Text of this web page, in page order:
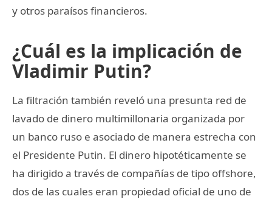
y otros paraísos financieros.
¿Cuál es la implicación de
Vladimir Putin?
La filtración también reveló una presunta red de
lavado de dinero multimillonaria organizada por
un banco ruso e asociado de manera estrecha con
el Presidente Putin. El dinero hipotéticamente se
ha dirigido a través de compañías de tipo offshore,
dos de las cuales eran propiedad oficial de uno de